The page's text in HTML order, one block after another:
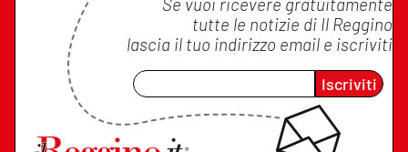
tutte le notizie di Il Reggino
lascia il tuo indirizzo email e iscriviti
Iscriviti